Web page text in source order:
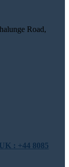
Road,
UK : +44 8085